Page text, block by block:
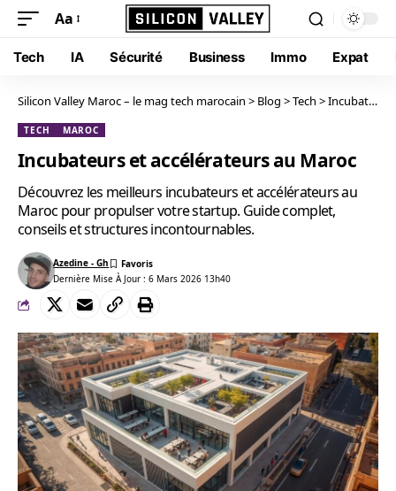
Aa
Tech IA Sécurité Business Immo Expat
Silicon Valley Maroc – le mag tech marocain > Blog >Tech >Incubateurs et accélérateurs au Maroc
TECH MAROC
Incubateurs et accélérateurs au Maroc
Découvrez les meilleurs incubateurs et accélérateurs au
Maroc pour propulser votre startup. Guide complet,
conseils et structures incontournables.
Dernière Mise À Jour : 6 Mars 2026 13h40
Azedine - Gh